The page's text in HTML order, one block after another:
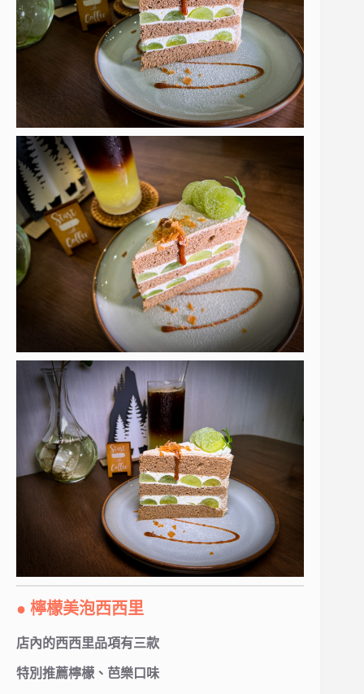
● 檸檬美泡西西里
店內的西西里品項有三款
特別推薦檸檬、芭樂口味